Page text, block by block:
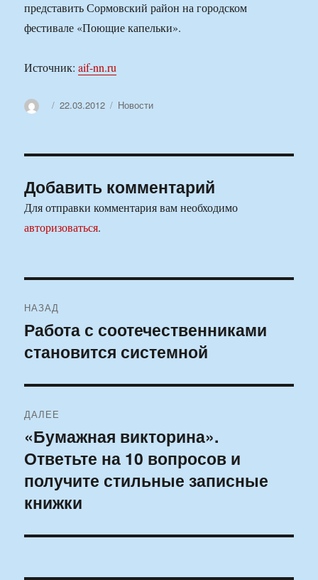
представить Сормовский район на городском
фестивале «Поющие капельки».
Источник:aif-nn.ru
АвторОпубликовано
22.03.2012 Рубрики
Новости
Добавить комментарий
Для отправки комментария вам необходимо
авторизоваться.
по
записям
НАЗАД
Предыдущая
запись:
Работа с соотечественниками
становится системной
ДАЛЕЕ
Следующая
запись:
«Бумажная викторина».
Ответьте на 10 вопросов и
получите стильные записные
книжки